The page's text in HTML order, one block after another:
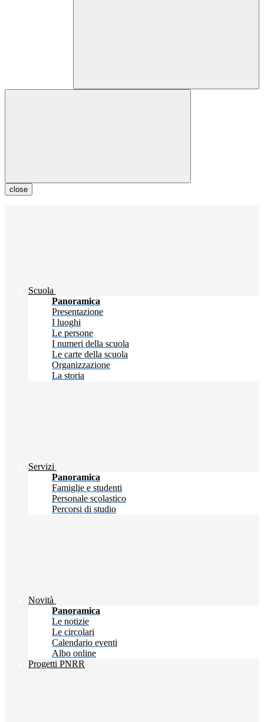
close
Scuola
Panoramica
Presentazione
I luoghi
Le persone
I numeri della scuola
Le carte della scuola
Organizzazione
La storia
Servizi
Panoramica
Famiglie e studenti
Personale scolastico
Percorsi di studio
Novità
Panoramica
Le notizie
Le circolari
Calendario eventi
Albo online
Progetti PNRR